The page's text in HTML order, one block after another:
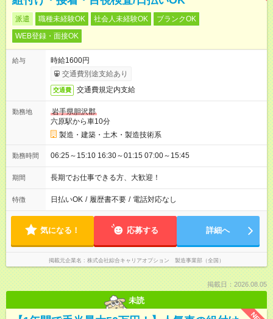
派遣 職種未経験OK 社会人未経験OK
ブランクOK
WEB登録・面接OK
給与
時給1600円
交通費別途支給あり
交通費 交通費規定内支給
勤務地
岩手県胆沢郡
六原駅から車10分
製造・建築・土木・製造技術系
勤務時間 06:25～15:10 16:30～01:15 07:00～15:45
期間 長期でお仕事できる方、大歓迎！
特徴 日払いOK / 履歴書不要 / 電話対応なし
気になる！ 応募する 詳細へ
掲載元企業名 株式会社綜合キャリアオプション 製造事業部（全国）
掲載日：2026.08.05
未読